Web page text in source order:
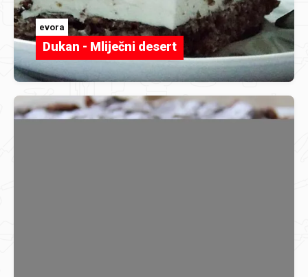
evora
Dukan - Mliječni desert